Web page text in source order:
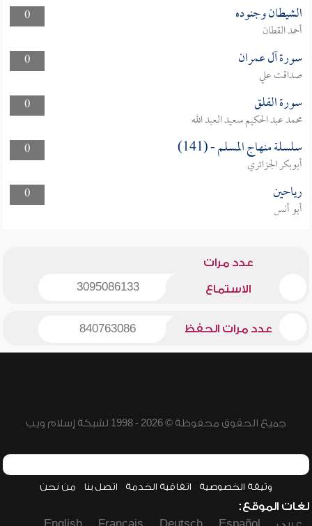
0 الشيطان وجنوده
أحمد القطان
0
سورة آل عمران
صداقت علي
0
سورة الفلق
محمد عبد الحكيم سعيد العبد الله
0
سلسلة منهاج المسلم - (141)
أبوبكر الجزائري
0
رياحين
أبو أنس
عدد مرات
الاستماع 3095086133
عدد مرات الحفظ 840763086
جميع الحقوق محفوظة © 2026 - 1998 لشبكة إسلام ويب
وثيقة الخصوصية اتفاقية الخدمة اتصل بنا من نحن
لغات الموقع: